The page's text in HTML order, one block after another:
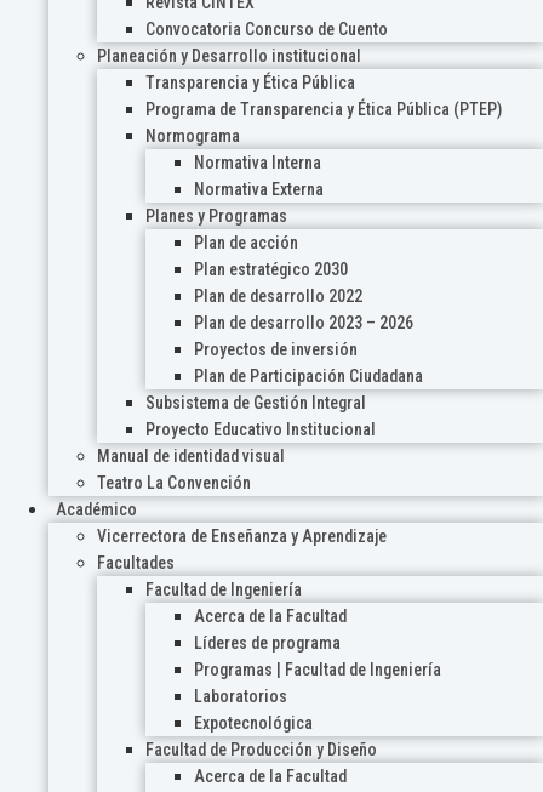
Convocatoria Concurso de Cuento
Planeación y Desarrollo institucional
Transparencia y Ética Pública
Programa de Transparencia y Ética Pública (PTEP)
Normograma
Normativa Interna
Normativa Externa
Planes y Programas
Plan de acción
Plan estratégico 2030
Plan de desarrollo 2022
Plan de desarrollo 2023 – 2026
Proyectos de inversión
Plan de Participación Ciudadana
Subsistema de Gestión Integral
Proyecto Educativo Institucional
Manual de identidad visual
Teatro La Convención
Académico
Vicerrectora de Enseñanza y Aprendizaje
Facultades
Facultad de Ingeniería
Acerca de la Facultad
Líderes de programa
Programas | Facultad de Ingeniería
Laboratorios
Expotecnológica
Facultad de Producción y Diseño
Acerca de la Facultad